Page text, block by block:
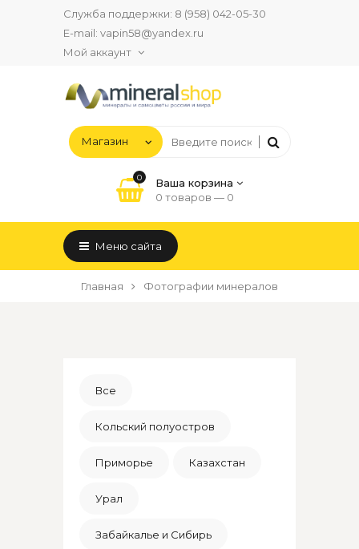
Служба поддержки: 8 (958) 042-05-30
E-mail: vapin58@yandex.ru
Мой аккаунт
0
Ваша корзина
0 товаров — 0
Меню сайта
Главная Фотографии минералов
Все
Кольский полуостров
Приморье Казахстан
Урал
Забайкалье и Сибирь